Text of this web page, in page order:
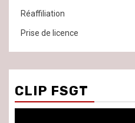
Réaffiliation
Prise de licence
CLIP FSGT